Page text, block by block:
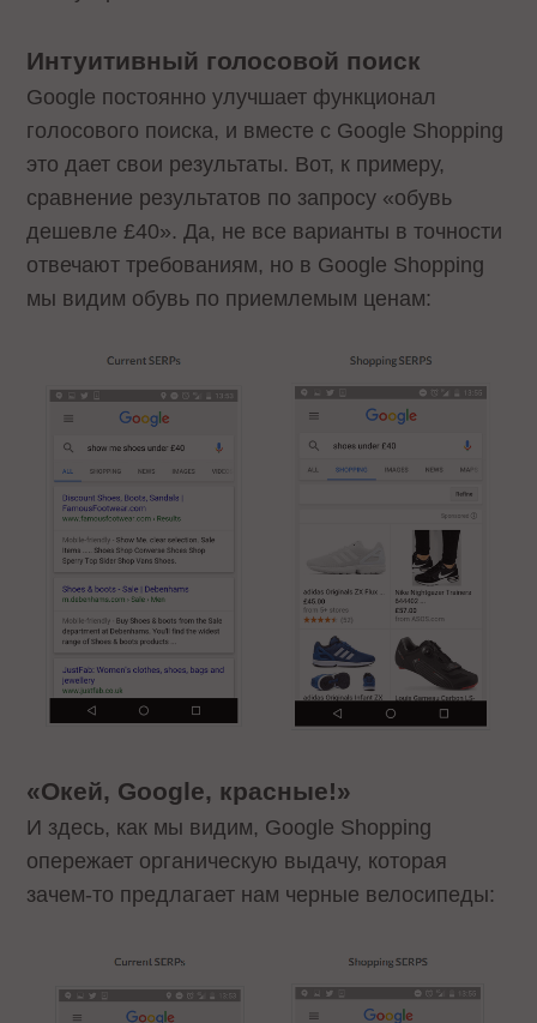
Интуитивный голосовой поиск
Google постоянно улучшает функционал
голосового поиска, и вместе с Google Shopping
это дает свои результаты. Вот, к примеру,
сравнение результатов по запросу «обувь
дешевле £40». Да, не все варианты в точности
отвечают требованиям, но в Google Shopping
мы видим обувь по приемлемым ценам:
«Окей, Google, красные!»
И здесь, как мы видим, Google Shopping
опережает органическую выдачу, которая
зачем-то предлагает нам черные велосипеды: